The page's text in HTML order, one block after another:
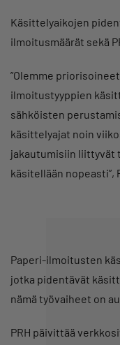
Käsittelyaikojen
ilmoitusmäärät sekä
”Olemme
ilmoitustyyppien
sähköisten
käsittelyajat noin
jakautumisiin liittyvät
käsitellään nopeasti”,
Paperi-ilmoitusten
jotka pidentävät
nämä työvaiheet on
PRH päivittää